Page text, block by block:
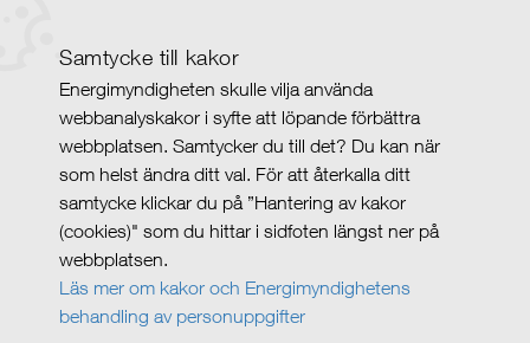
Samtycke till kakor
Energimyndigheten skulle vilja använda
webbanalyskakor i syfte att löpande förbättra
webbplatsen. Samtycker du till det? Du kan när
som helst ändra ditt val. För att återkalla ditt
samtycke klickar du på ”Hantering av kakor
(cookies)" som du hittar i sidfoten längst ner på
webbplatsen.
Läs mer om kakor och Energimyndighetens
behandling av personuppgifter